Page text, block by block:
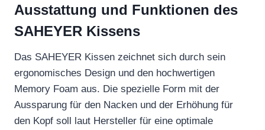
Ausstattung und Funktionen des
SAHEYER Kissens
Das SAHEYER Kissen zeichnet sich durch sein
ergonomisches Design und den hochwertigen
Memory Foam aus. Die spezielle Form mit der
Aussparung für den Nacken und der Erhöhung für
den Kopf soll laut Hersteller für eine optimale